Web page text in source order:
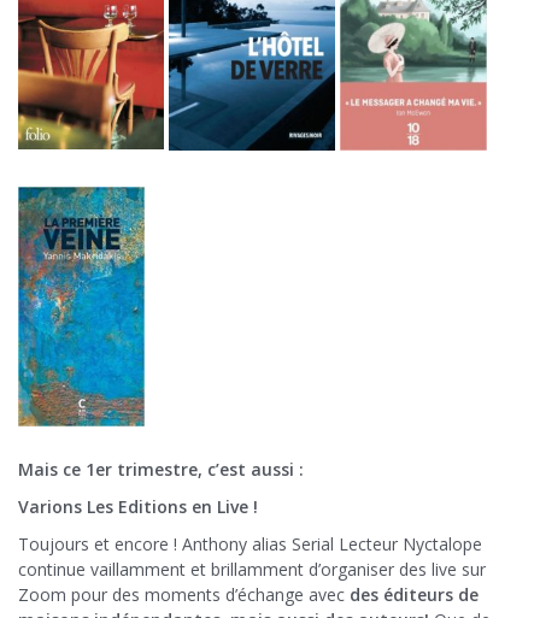
Mais ce 1er trimestre, c’est aussi :
Varions Les Editions en Live !
Toujours et encore ! Anthony alias Serial Lecteur Nyctalope
continue vaillamment et brillamment d’organiser des live sur
Zoom pour des moments d’échange avec des éditeurs de